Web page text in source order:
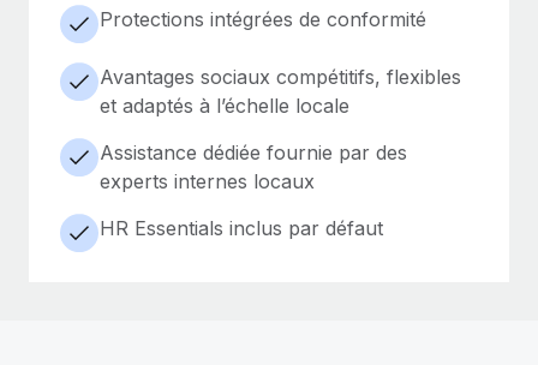
Protections intégrées de conformité
Avantages sociaux compétitifs, flexibles
et adaptés à l’échelle locale
Assistance dédiée fournie par des
experts internes locaux
HR Essentials inclus par défaut